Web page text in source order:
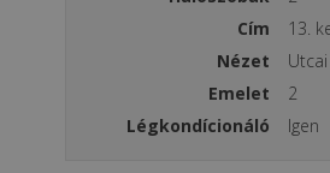
Cím
13.
Nézet
Utcai
Emelet
2
Légkondícionáló
Igen